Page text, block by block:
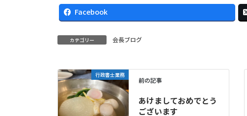
Facebook
カテゴリー 会長ブログ
行政書士業務
前の記事
あけましておめでとう
ございます